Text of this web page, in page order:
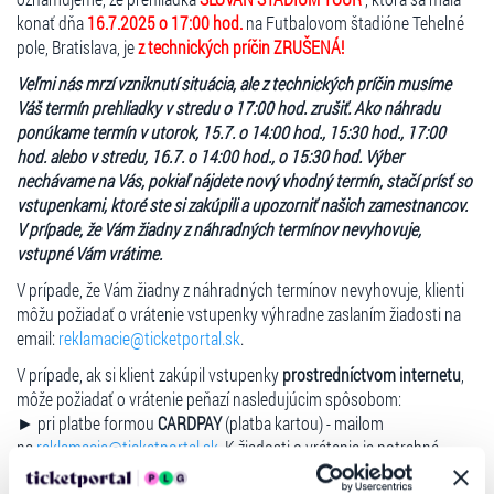
termínu prehliadky pred recepciou štadióna Tehelné pole, viď mapka
(vstup VIP). Príchod po začatí prehliadky je považovaný za neúčasť na
náhrada termínu, či vrátenie peňazí.
konať dňa16.7.2025 o 17:00 hod.na Futbalovom štadióne Tehelné
pole, Bratislava, jez technických príčin ZRUŠENÁ!
Veľmi nás mrzí vzniknutí situácia, ale z technických príčin musíme
Váš termín prehliadky v stredu o 17:00 hod. zrušiť. Ako náhradu
ponúkame termín v utorok, 15.7. o 14:00 hod., 15:30 hod., 17:00
hod. alebo v stredu, 16.7. o 14:00 hod., o 15:30 hod. Výber
nechávame na Vás, pokiaľ nájdete nový vhodný termín, stačí prísť so
vstupenkami, ktoré ste si zakúpili a upozorniť našich zamestnancov.
V prípade, že Vám žiadny z náhradných termínov nevyhovuje,
vstupné Vám vrátime.
V prípade, že Vám žiadny z náhradných termínov nevyhovuje, klienti
môžu požiadať o vrátenie vstupenky výhradne zaslaním žiadosti na
email: reklamacie@ticketportal.sk.
V prípade, ak si klient zakúpil vstupenkyprostredníctvom internetu
môže požiadať o vrátenie peňazí nasledujúcim spôsobom:
► pri platbe formouCARDPAY(platba kartou) - mailom
na reklamacie@ticketportal.sk K žiadosti o vrátenie je potrebné
doložiť vstupenky, najlepšie vo formáte PDF a číslo účtu klienta IBAN.